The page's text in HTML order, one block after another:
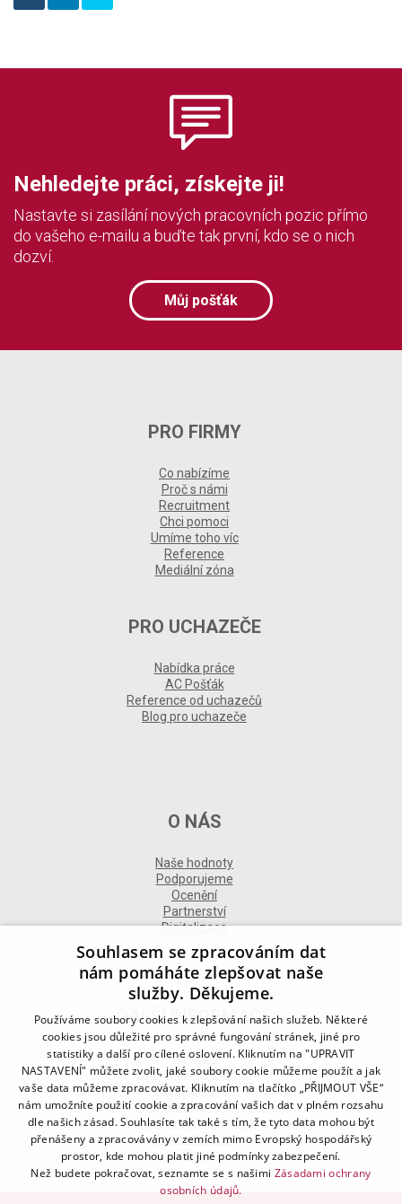
Nehledejte práci, získejte ji!
Nastavte si zasílání nových pracovních pozic přímo
do vašeho e-mailu a buďte tak první, kdo se o nich
dozví.
Můj pošťák
PRO FIRMY
Co nabízíme
Proč s námi
Recruitment
Chci pomoci
Umíme toho víc
Reference
Mediální zóna
PRO UCHAZEČE
Nabídka práce
AC Pošťák
Reference od uchazečů
Blog pro uchazeče
O NÁS
Naše hodnoty
Podporujeme
Ocenění
Partnerství
Digitalizace
DALŠÍ INFORMACE
Kontakt
Naše odborné divize
Naše pobočky
Zásady zpracování osobních údajů
Všeobecné podmínky
Kodex chování
Blog
Souhlasem se zpracováním dat
nám pomáháte zlepšovat naše
služby. Děkujeme.
Používáme soubory cookies k zlepšování našich služeb. Některé
cookies jsou důležité pro správné fungování stránek, jiné pro
statistiky a další pro cílené oslovení. Kliknutím na "UPRAVIT
NASTAVENÍ" můžete zvolit, jaké soubory cookie můžeme použít a jak
vaše data můžeme zpracovávat. Kliknutím na tlačítko „PŘIJMOUT VŠE“
nám umožníte použití cookie a zpracování vašich dat v plném rozsahu
dle našich zásad. Souhlasíte tak také s tím, že tyto data mohou být
přenášeny a zpracovávány v zemích mimo Evropský hospodářský
prostor, kde mohou platit jiné podmínky zabezpečení.
Než budete pokračovat, seznamte se s našimi Zásadami ochrany
osobních údajů.